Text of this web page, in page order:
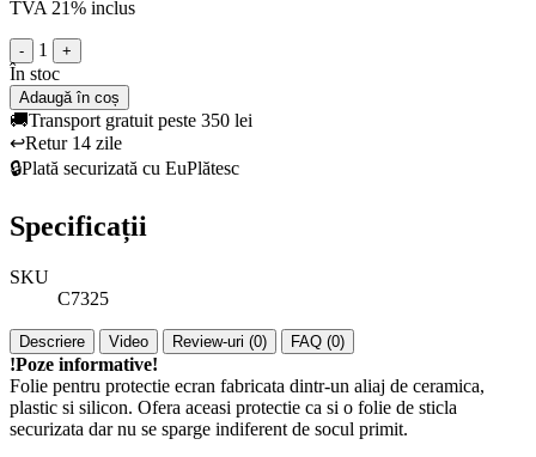
TVA 21% inclus
- 1 +
În stoc
Adaugă în coș
🚚Transport gratuit peste 350 lei
↩️Retur 14 zile
🔒Plată securizată cu EuPlătesc
Specificații
SKU
C7325
Descriere Video Review-uri (0) FAQ (0)
!Poze informative!
Folie pentru protectie ecran fabricata dintr-un aliaj de ceramica,
plastic si silicon. Ofera aceasi protectie ca si o folie de sticla
securizata dar nu se sparge indiferent de socul primit.